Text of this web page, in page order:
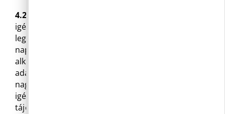
4.2
igényt az igény tudomására jutását követő
legrövidebb idő alatt, legfeljebb azonban 15
napon belül teljesíteni kell. A határidő egy
alkalommal 15 nappal meghosszabbítható, ha az
adatigénylés jelentős terjedelmű, illetve
nagyszámú adatra vonatkozik. Erről az igénylőt az
igény kézhezvételét követő 8 napon belül
tájékoztatni kell.